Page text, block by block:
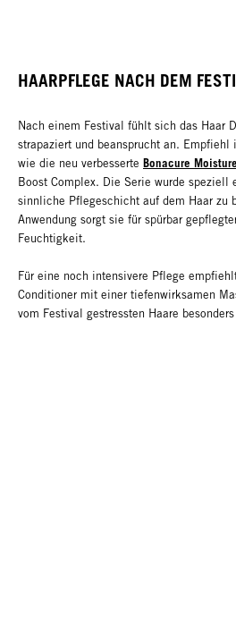
HAARPFLEGE NACH DEM
Nach einem Festival fühlt sich das Haar
strapaziert und beansprucht an. Empfiehl
wie die neu verbesserte Bonacure
Boost Complex. Die Serie wurde speziell
sinnliche Pflegeschicht auf dem Haar zu
Anwendung sorgt sie für spürbar
Feuchtigkeit.
Für eine noch intensivere Pflege
Conditioner mit einer tiefenwirksamen
vom Festival gestressten Haare